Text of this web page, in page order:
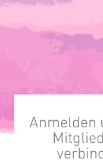
Anmelden